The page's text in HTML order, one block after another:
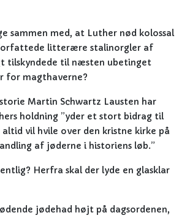
sammen med, at Luther nød kolossal
litterære stalinorgler af
tilskyndede til næsten ubetinget
for magthaverne?
Martin Schwartz Lausten har
holdning ”yder et stort bidrag til
altid vil hvile over den kristne kirke på
af jøderne i historiens løb.”
Herfra skal der lyde en glasklar
jødehad højt på dagsordenen,